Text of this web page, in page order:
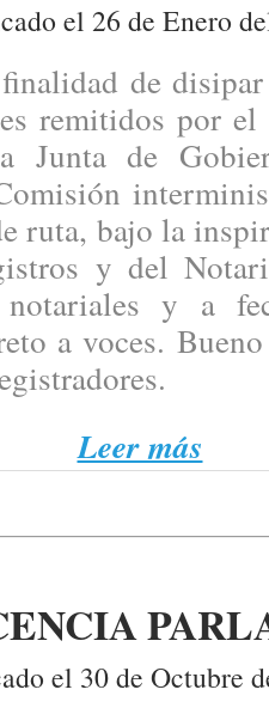
el 26 de Enero
de disipar
remitidos por el
Junta de
ruta, bajo la
y del
y a
a voces.
Leer más
el 30 de Octubre